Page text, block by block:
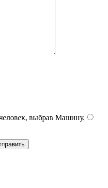
выбрав Машину.